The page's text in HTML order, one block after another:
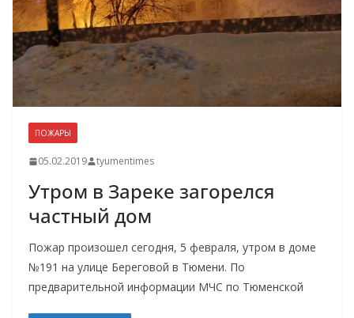
ПОЖАРЫ
05.02.2019 tyumentimes
Утром в Зареке загорелся
частный дом
Пожар произошел сегодня, 5 февраля, утром в доме
№191 на улице Береговой в Тюмени. По
предварительной информации МЧС по Тюменской